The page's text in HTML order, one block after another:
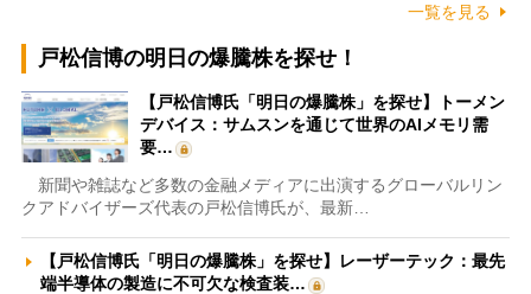
一覧を見る
戸松信博の明日の爆騰株を探せ！
【戸松信博氏「明日の爆騰株」を探せ】トーメン
デバイス：サムスンを通じて世界のAIメモリ需
要…
新聞や雑誌など多数の金融メディアに出演するグローバルリン
クアドバイザーズ代表の戸松信博氏が、最新…
【戸松信博氏「明日の爆騰株」を探せ】レーザーテック：最先
端半導体の製造に不可欠な検査装…